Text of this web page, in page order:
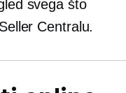
svega što
Centralu.